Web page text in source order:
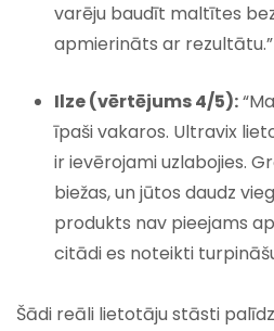
varēju baudīt maltītes
apmierināts ar rezultātu.”
Ilze (vērtējums 4/5):
īpaši vakaros. Ultravix
ir ievērojami uzlabojies.
biežas, un jūtos daudz
produkts nav pieejams
citādi es noteikti
Šādi reāli lietotāju stāsti